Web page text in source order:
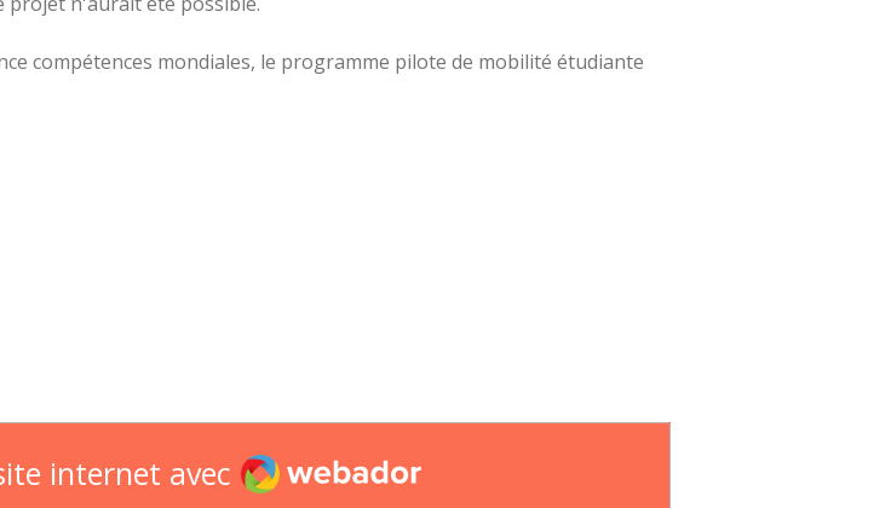
compétences mondiales, le programme pilote de mobilité étudiante
internet avec Webador